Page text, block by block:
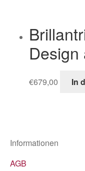
Design
€679,00 In
Informationen
AGB